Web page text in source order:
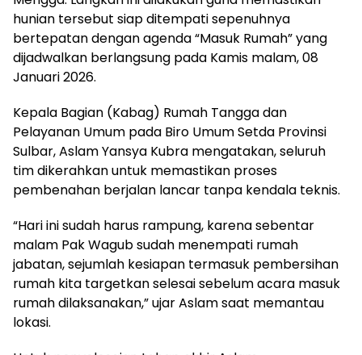
hunian tersebut siap ditempati sepenuhnya
bertepatan dengan agenda “Masuk Rumah” yang
dijadwalkan berlangsung pada Kamis malam, 08
Januari 2026.
Kepala Bagian (Kabag) Rumah Tangga dan
Pelayanan Umum pada Biro Umum Setda Provinsi
Sulbar, Aslam Yansya Kubra mengatakan, seluruh
tim dikerahkan untuk memastikan proses
pembenahan berjalan lancar tanpa kendala teknis.
“Hari ini sudah harus rampung, karena sebentar
malam Pak Wagub sudah menempati rumah
jabatan, sejumlah kesiapan termasuk pembersihan
rumah kita targetkan selesai sebelum acara masuk
rumah dilaksanakan,” ujar Aslam saat memantau
lokasi.